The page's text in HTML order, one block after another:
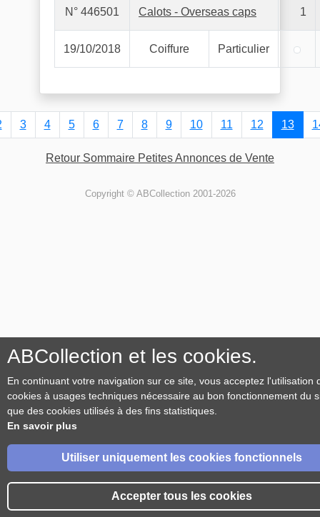
N° 446501 Calots - Overseas caps 1
19/10/2018 Coiffure Particulier
3 4 5 6 7 8 9 10 11 12 13
Retour Sommaire Petites Annonces de Vente
Copyright © ABCollection 2001-2026
ABCollection et les cookies.
En continuant votre navigation sur ce site, vous acceptez l'utilisation
cookies à usages techniques nécessaire au bon fonctionnement du
que des cookies utilisés à des fins statistiques.
En savoir plus
Utiliser uniquement les cookies fonctionnels
Accepter tous les cookies